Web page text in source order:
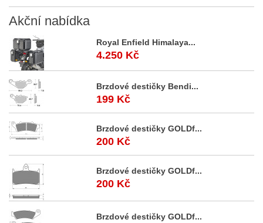
Akční nabídka
Royal Enfield Himalaya...
4.250 Kč
Brzdové destičky Bendi...
199 Kč
Brzdové destičky GOLDf...
200 Kč
Brzdové destičky GOLDf...
200 Kč
Brzdové destičky GOLDf...